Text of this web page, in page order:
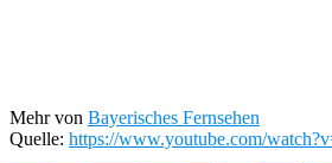
Mehr von Bayerisches Fernsehen
Quelle: https://www.youtube.com/